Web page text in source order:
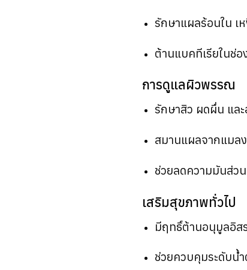
รักษาแผลร้อนใน เ
ต้านแบคทีเรียในช่
การดูแลผิวพรรณ
รักษาสิว ผดผื่น แล
สมานแผลจากแมล
ช่วยลดความมันส่ว
เสริมสุขภาพทั่วไป
มีฤทธิ์ต้านอนุมูลอิส
ช่วยควบคุมระดับน้